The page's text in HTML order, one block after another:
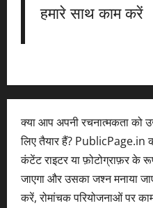
हमारे साथ काम करें
क्या आप अपनी रचनात्मकता को
लिए तैयार हैं? PublicPage.in
कंटेंट राइटर या फ़ोटोग्राफ़र के
जाएगा और उसका जश्न मनाया
करें, रोमांचक परियोजनाओं पर